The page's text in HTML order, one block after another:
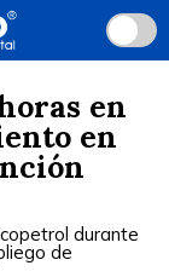
en
en
durante
de